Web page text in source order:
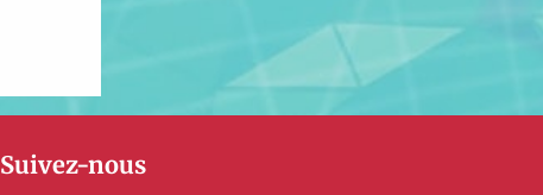
Suivez-nous